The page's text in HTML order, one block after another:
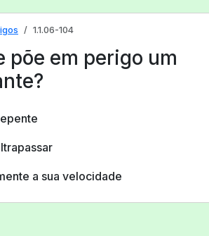
1.1.06-104
põe em perigo um
a sua velocidade